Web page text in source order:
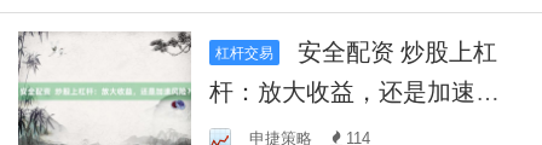
杠杆交易
安全配资 炒股上杠
杆：放大收益，还是加速风
险？申捷策略 114